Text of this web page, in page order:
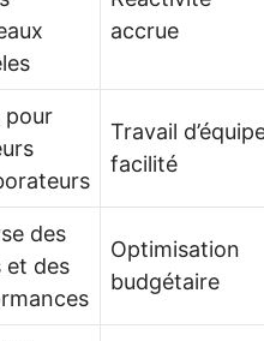
accrue
pour
Travail
facilité
des
et des
Optimisation
budgétaire